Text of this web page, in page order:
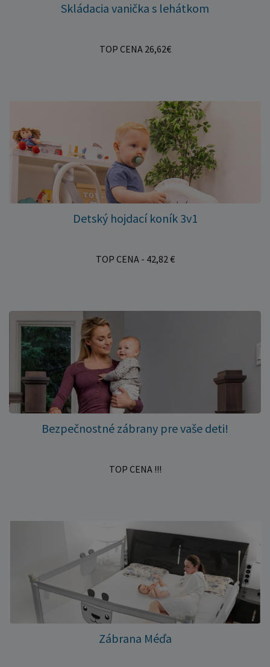
Skládacia vanička s lehátkom
TOP CENA 26,62€
Detský hojdací koník 3v1
TOP CENA - 42,82 €
Bezpečnostné zábrany pre vaše deti!
TOP CENA !!!
Zábrana Méďa